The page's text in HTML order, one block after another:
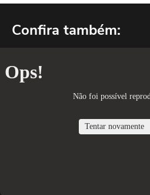
Confira também: